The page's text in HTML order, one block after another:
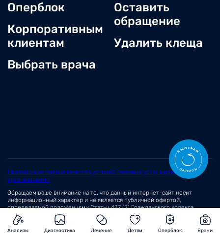
Оперблок
Корпоративным
клиентам
Выбрать врача
Оставить
обращение
Удалить клеща
Независимая оценка качества условий оказания услуг медицинскими
организациями
Обращаем ваше внимание на то, что данный интернет-сайт носит
информационный характер и не является публичной офертой,
определяемой положениямиСтатьи 437 (2)Гражданского кодекса
Российской Федерации.
© 2026 Сеть медицинских центров «Вита»
Анализы Диагностика Лечение Детям Оперблок Врачи